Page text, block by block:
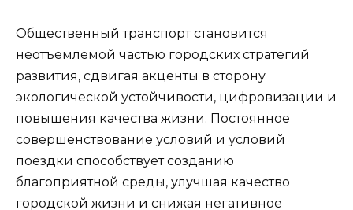
Общественный транспорт становится
неотъемлемой частью городских стратегий
развития, сдвигая акценты в сторону
экологической устойчивости, цифровизации и
повышения качества жизни. Постоянное
совершенствование условий и условий
поездки способствует созданию
благоприятной среды, улучшая качество
городской жизни и снижая негативное